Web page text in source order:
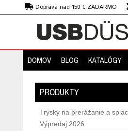
Doprava nad 150 € ZADARMO
strojov
DOMOV BLOG KATALÓGY
PRODUKTY
Trysky na prerážanie a
Výpredaj 2026